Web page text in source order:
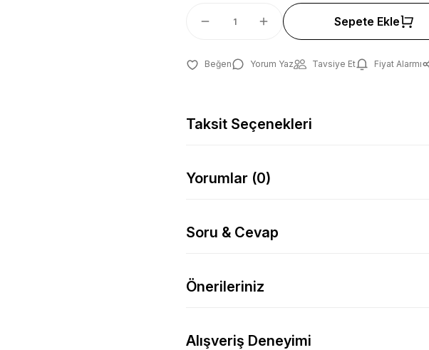
Sepete Ekle
Yorum Yaz Tavsiye Et Fiyat Alarmı
Taksit Seçenekleri
Yorumlar (0)
Soru & Cevap
Önerileriniz
Alışveriş Deneyimi